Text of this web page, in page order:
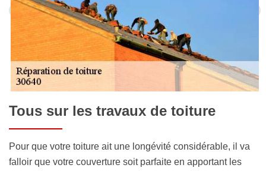
Tous sur les travaux de toiture
Pour que votre toiture ait une longévité considérable, il va
falloir que votre couverture soit parfaite en apportant les